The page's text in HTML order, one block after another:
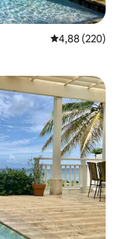
4,88 de uma
4,88 (220)